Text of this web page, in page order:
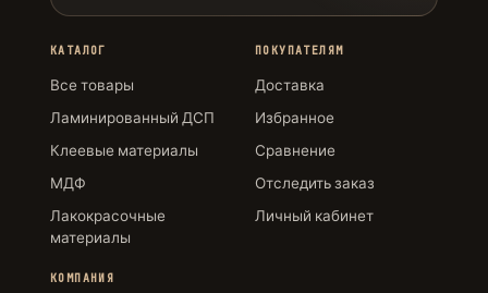
КАТАЛОГ
Все товары
Ламинированный ДСП
Клеевые материалы
МДФ
Лакокрасочные
материалы
ПОКУПАТЕЛЯМ
Доставка
Избранное
Сравнение
Отследить заказ
Личный кабинет
КОМПАНИЯ